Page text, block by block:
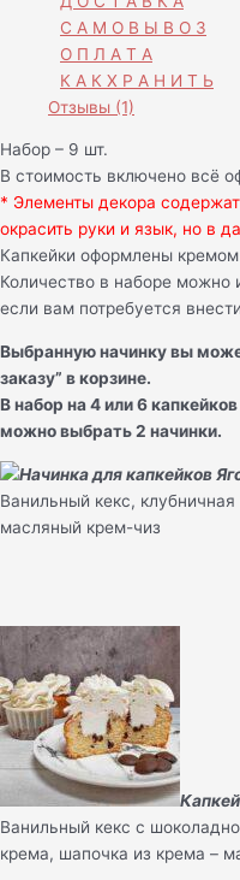
С А М О В Ы В О З
О П Л А Т А
К А К Х Р А Н И Т Ь
Отзывы (1)
Набор – 9 шт.
В стоимость включено всё
* Элементы декора
окрасить руки и язык, но в
Капкейки оформлены
Количество в наборе
если вам потребуется
Выбранную начинку вы
заказу” в корзине.
В набор на 4 или 6
можно выбрать 2 начинки.
Ванильный кекс,
масляный крем-чиз
Ванильный кекс с
крема, шапочка из крема –